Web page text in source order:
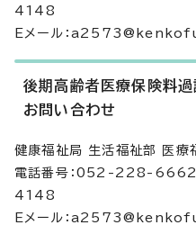
4148
Eメール：
後期高齢者医療保険料
お問い合わせ
健康福祉局 生活福祉部 医療
電話番号：052-228-
4148
Eメール：